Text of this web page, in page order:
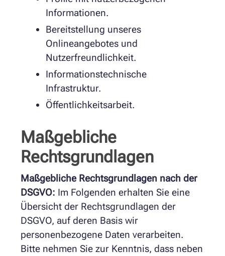
Informationen.
Bereitstellung unseres
Onlineangebotes und
Nutzerfreundlichkeit.
Informationstechnische
Infrastruktur.
Öffentlichkeitsarbeit.
Maßgebliche
Rechtsgrundlagen
Maßgebliche Rechtsgrundlagen nach der
DSGVO: Im Folgenden erhalten Sie eine
Übersicht der Rechtsgrundlagen der
DSGVO, auf deren Basis wir
personenbezogene Daten verarbeiten.
Bitte nehmen Sie zur Kenntnis, dass neben